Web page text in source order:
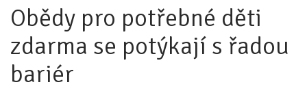
Všechny články
Týdeník bEDUin
Analýzy
Obědy pro potřebné děti
zdarma se potýkají s řadou
bariér